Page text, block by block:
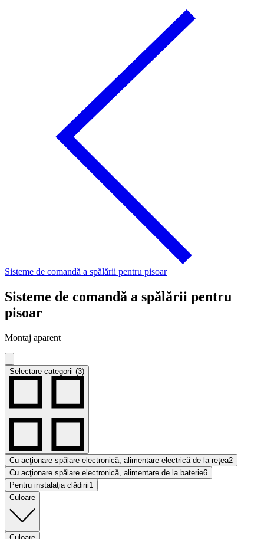
Sisteme de comandă a spălării pentru pisoar
Sisteme de comandă a spălării pentru
pisoar
Montaj aparent
Selectare categorii (3)
Cu acţionare spălare electronică, alimentare electrică de la reţea2
Cu acţionare spălare electronică, alimentare de la baterie6
Pentru instalaţia clădirii1
Culoare